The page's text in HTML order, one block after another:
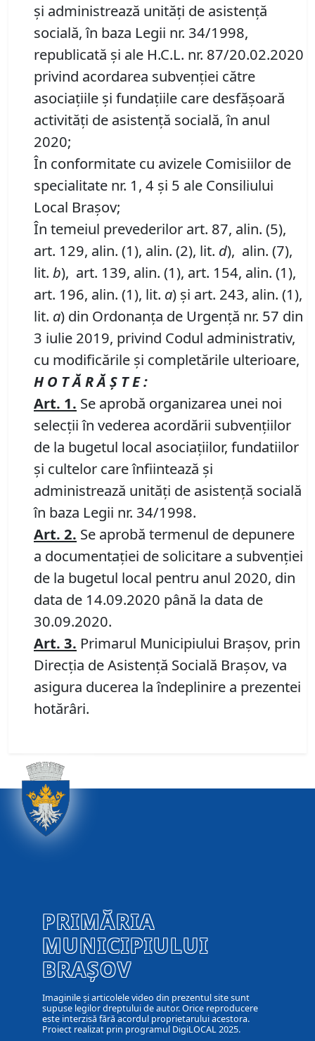
și administrează unități de asistență
socială, în baza Legii nr. 34/1998,
republicată şi ale H.C.L. nr. 87/20.02.2020
privind acordarea subvenţiei către
asociaţiile şi fundaţiile care desfăşoară
activităţi de asistenţă socială, în anul
2020;
În conformitate cu avizele Comisiilor de
specialitate nr. 1, 4 și 5 ale Consiliului
Local Brașov;
În temeiul prevederilor art. 87, alin. (5),
art. 129, alin. (1), alin. (2), lit. d), alin. (7),
lit. b), art. 139, alin. (1), art. 154, alin. (1),
art. 196, alin. (1), lit. a) și art. 243, alin. (1),
lit. a) din Ordonanța de Urgență nr. 57 din
3 iulie 2019, privind Codul administrativ,
cu modificările și completările ulterioare,
H O T Ă R Ă Ş T E :
Art. 1. Se aprobă organizarea unei noi
selecții în vederea acordării subvențiilor
de la bugetul local asociaţiilor, fundatiilor
şi cultelor care înfiintează și
administrează unităţi de asistenţă socială
în baza Legii nr. 34/1998.
Art. 2. Se aprobă termenul de depunere
a documentației de solicitare a subvenției
de la bugetul local pentru anul 2020, din
data de 14.09.2020 până la data de
30.09.2020.
Art. 3. Primarul Municipiului Braşov, prin
Direcția de Asistență Socială Braşov, va
asigura ducerea la îndeplinire a prezentei
hotărâri.
PRIMĂRIA
MUNICIPIULUI
BRAȘOV
Imaginile și articolele video din prezentul site sunt
supuse legilor dreptului de autor. Orice reproducere
este interzisă fără acordul proprietarului acestora.
Proiect realizat prin programul DigiLOCAL 2025.